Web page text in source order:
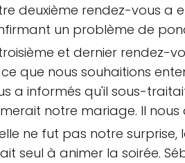
deuxième rendez-vous a
un problème de
et dernier rendez-
que nous souhaitions
a informés qu'il sous-
notre mariage. Il
ne fut pas notre
seul à animer la soirée.